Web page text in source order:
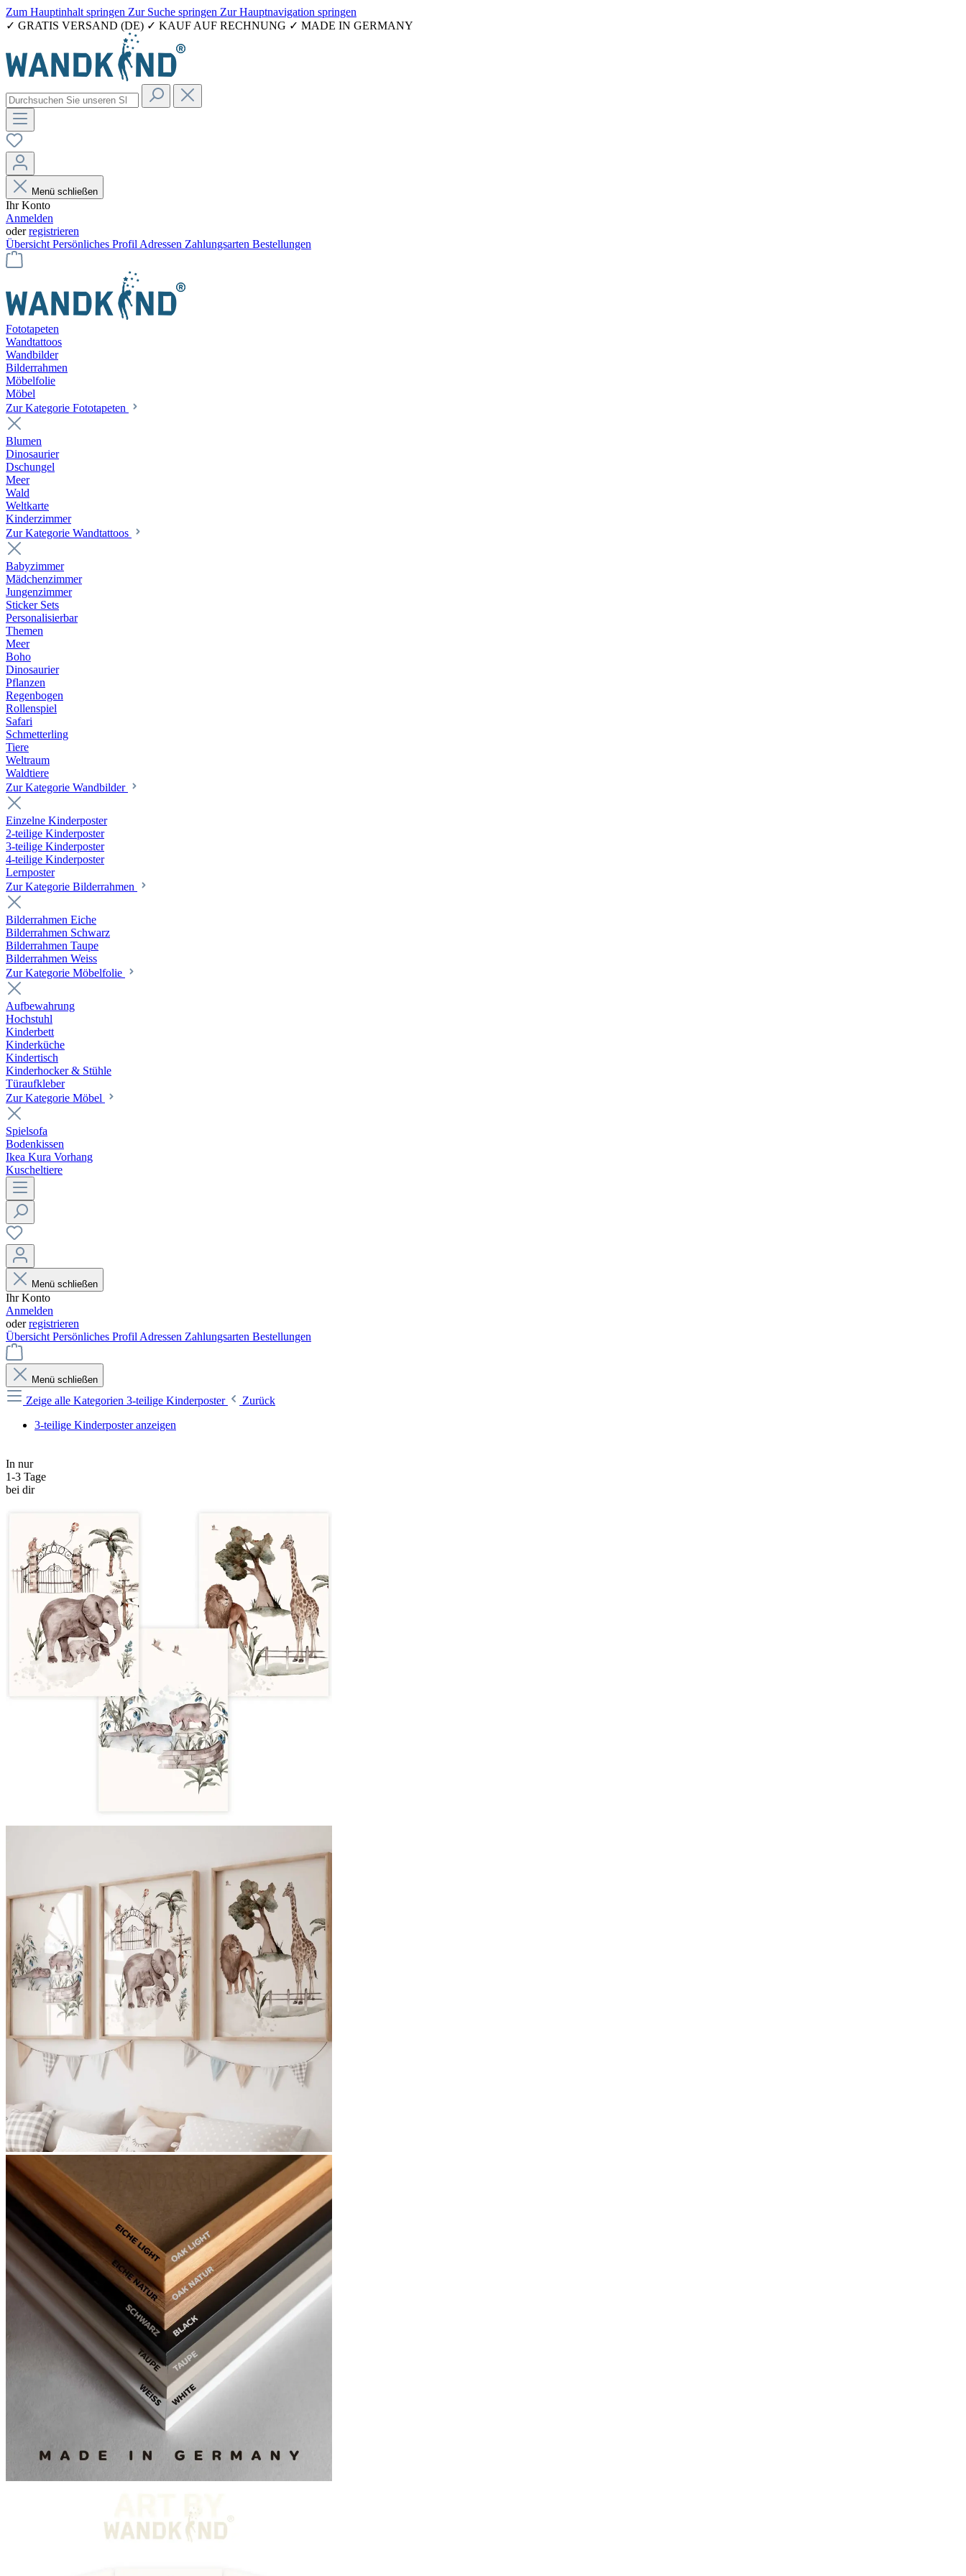
Zum Hauptinhalt springen Zur Suche springen Zur Hauptnavigation springen
✓ GRATIS VERSAND (DE) ✓ KAUF AUF RECHNUNG ✓ MADE IN GERMANY
Menü schließen
Ihr Konto
Anmelden
oderregistrieren
Übersicht Persönliches Profil Adressen Zahlungsarten Bestellungen
Fototapeten
Wandtattoos
Wandbilder
Bilderrahmen
Möbelfolie
Möbel
Zur Kategorie Fototapeten
Blumen
Dinosaurier
Dschungel
Meer
Wald
Weltkarte
Kinderzimmer
Zur Kategorie Wandtattoos
Babyzimmer
Mädchenzimmer
Jungenzimmer
Sticker Sets
Personalisierbar
Themen
Meer
Boho
Dinosaurier
Pflanzen
Regenbogen
Rollenspiel
Safari
Schmetterling
Tiere
Weltraum
Waldtiere
Zur Kategorie Wandbilder
Einzelne Kinderposter
2-teilige Kinderposter
3-teilige Kinderposter
4-teilige Kinderposter
Lernposter
Zur Kategorie Bilderrahmen
Bilderrahmen Eiche
Bilderrahmen Schwarz
Bilderrahmen Taupe
Bilderrahmen Weiss
Zur Kategorie Möbelfolie
Aufbewahrung
Hochstuhl
Kinderbett
Kinderküche
Kindertisch
Kinderhocker & Stühle
Türaufkleber
Zur Kategorie Möbel
Spielsofa
Bodenkissen
Ikea Kura Vorhang
Kuscheltiere
Menü schließen
Ihr Konto
Anmelden
oderregistrieren
Übersicht Persönliches Profil Adressen Zahlungsarten Bestellungen
Menü schließen
Zeige alle Kategorien 3-teilige Kinderposter
Zurück
3-teilige Kinderposter anzeigen
In nur
1-3 Tage
bei dir